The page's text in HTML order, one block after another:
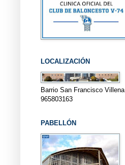
LOCALIZACIÓN
Barrio San Francisco Villena
965803163
PABELLÓN